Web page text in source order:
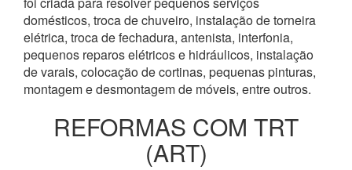
domésticos, troca de chuveiro, instalação de torneira
elétrica, troca de fechadura, antenista, interfonia,
pequenos reparos elétricos e hidráulicos, instalação
de varais, colocação de cortinas, pequenas pinturas,
montagem e desmontagem de móveis, entre outros.
REFORMAS COM TRT
(ART)